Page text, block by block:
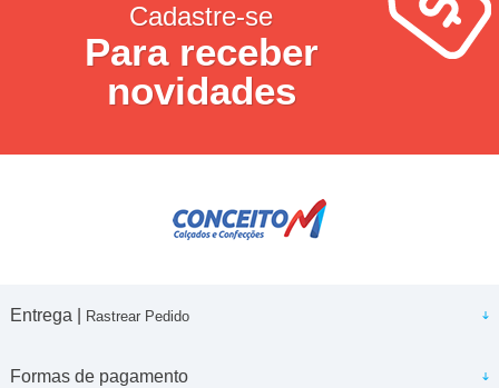
Cadastre-se
Para receber
novidades
Entrega | Rastrear Pedido
Formas de pagamento